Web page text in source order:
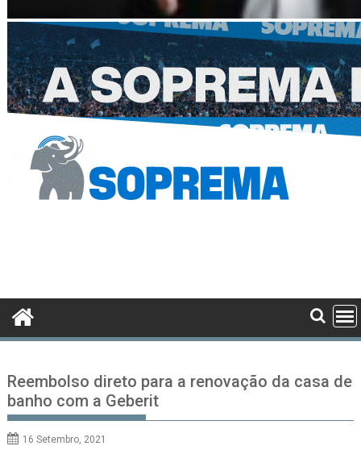
Reembolso direto para a renovação da casa de
banho com a Geberit
16 Setembro, 2021